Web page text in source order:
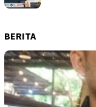
BERITA